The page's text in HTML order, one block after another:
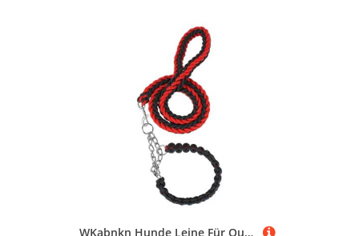
WKabnkn Hunde Leine Für Outdoor Walking Nopull Haustiertraining Leiter Praktisches Nylon Leine Einstellbares Traktionsseil Für Große Hunde Blei